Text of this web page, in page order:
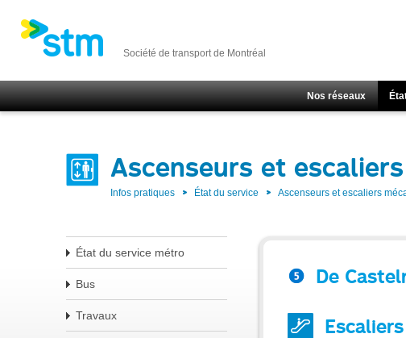
Société de transport de Montréal
Nos réseaux
Ascenseurs et
Infos pratiques État du service Ascenseurs et escaliers
État du service métro
Bus
Travaux
De